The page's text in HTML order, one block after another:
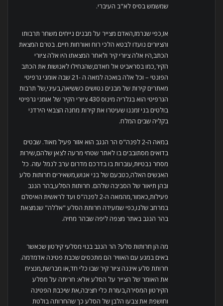
שמשמש בסיס לא"ב העיברי.
אז,כפי שנרמז,האדם מצייר על מבנים נייחים משחר תרבותו
והציורים נועדו לבטא הלכי רוח ואורחות חיים. בטרם המצאת
הכתב,היו אלה ציורי קיר ולאחר המצאתו היו אלה ציורי
הקיר,כמו בסראביט אל חאדם,שהנחילו לאנושות את הכתב
הפונטי – וכל אלה בואכה למאה ה -21 שבה אומני גרפיטי
מאתרים קירות של מבנים נטושים כששיאה,בעיני,של תרבות
הגרפיטי הוא בגלריה מינוס 430 ציורי הקיר של אומני גרפיטי
בולטים בני זמננו שעיטרו את קירות מחנה הצבאי הירדני
בקליה שבים המלח.
במאה ה-2 לפנה"ס הר הנגב הוא אזור פעיל מאוד. שבטים
בדואים מסתובבים בו לאתר שטחי מרעה לצאן שלהם,שירות
מסחר נבטיות,עוברות בו בדרכם מדרום ערב לנמל עזה. כל
האנשים האלה,כטבעם של בני אנוש,משאירים חרותות סלע
ובהן תיאור של הסביבה שלהם. חרותות הסלע,בהר הנגב
פעילות,כאמור,מהמאה ה-2 לפנה"ס ועד לראשית האיסלם
במרחב שלנו,כפי שמעידה חרותת הסלע "אללה" שנמצאת
בהר הנגב באתר מצפה ליפה שבהר מחיה.
מה הן חרותות סלע? הר הנגב בנוי מסלעי קירטון שכאשר
באים במגע עם האוויר הם מתכסים שכבת פטינה אדמדמה.
חרותת סלע איננה ציור קיר שבו כלי חד,או מברשת,מנציח
את האומר של הצייר על הסלע אלא: חריתה על מסלע
הקירטון המסירה,בעזרת כלי חציבה,את שיכבת הפטינה
וחושפת את צבעו הלבן של הסלע כך שהחרותה בולטת